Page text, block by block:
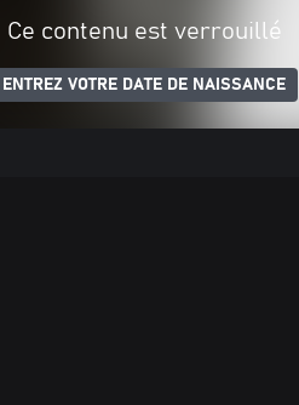
Ce contenu est verrouillé
ENTREZ VOTRE DATE DE NAISSANCE